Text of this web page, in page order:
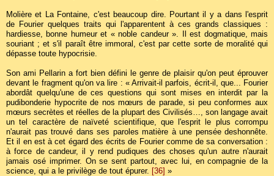
Molière et La Fontaine, c'est beaucoup dire. Pourtant il y a dans l'esprit
de Fourier quelques traits qui l'apparentent à ces grands classiques :
hardiesse, bonne humeur et « noble candeur ». Il est dogmatique, mais
souriant ; et s'il paraît être immoral, c'est par cette sorte de moralité qui
dépasse toute hypocrisie.
Son ami Pellarin a fort bien défini le genre de plaisir qu'on peut éprouver
devant le fragment qu'on va lire : « Arrivait-il parfois, écrit-il, que... Fourier
abordât quelqu'une de ces questions qui sont mises en interdit par la
pudibonderie hypocrite de nos mœurs de parade, si peu conformes aux
mœurs secrètes et réelles de la plupart des Civilisés…, son langage avait
un tel caractère de naïveté scientifique, que l'esprit le plus corrompu
n'aurait pas trouvé dans ses paroles matière à une pensée deshonnête.
Et il en est à cet égard des écrits de Fourier comme de sa conversation :
à force de candeur, il y rend pudiques des choses qu'un autre n'aurait
jamais osé imprimer. On se sent partout, avec lui, en compagnie de la
science, qui a le privilège de tout épurer. [36] »